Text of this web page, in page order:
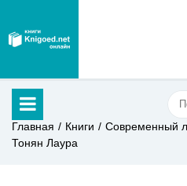
Главная Книги
Современный
Тонян Лаура